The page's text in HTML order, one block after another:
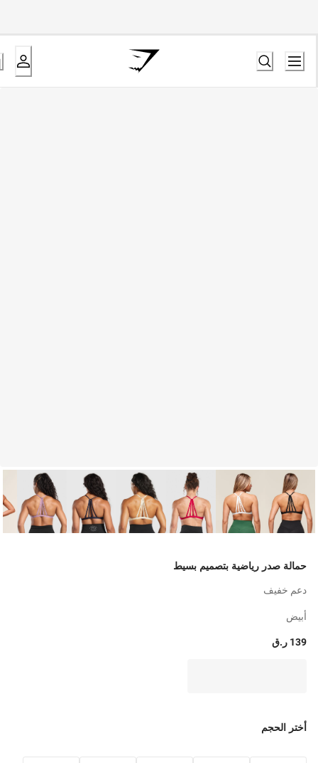
حمالة صدر رياضية بتصميم بسيط
دعم خفيف
أبيض
139 ر.ق
أختر الحجم